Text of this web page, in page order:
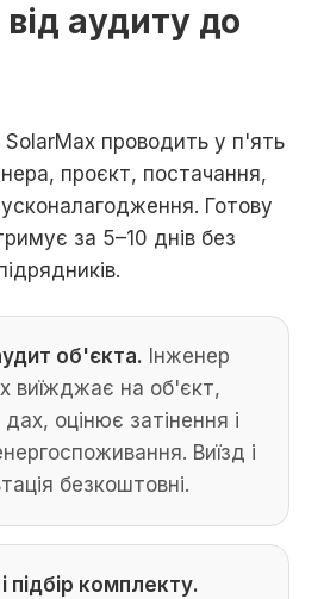
аудиту до
проводить у п'ять
проєкт, постачання,
Готову
за 5–10 днів без
об'єкта. Інженер
виїжджає на об'єкт,
оцінює затінення і
Виїзд і
безкоштовні.
підбір комплекту.